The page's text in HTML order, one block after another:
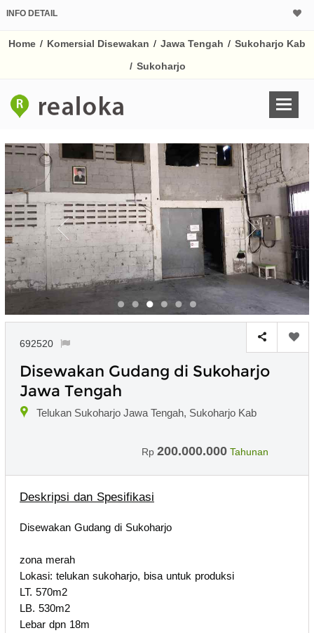
INFO DETAIL
Home / Komersial Disewakan / Jawa Tengah / Sukoharjo Kab
/ Sukoharjo
692520
Disewakan Gudang di Sukoharjo
Jawa Tengah
Telukan Sukoharjo Jawa Tengah, Sukoharjo Kab
Rp 200.000.000 Tahunan
Deskripsi dan Spesifikasi
Disewakan Gudang di Sukoharjo
zona merah
Lokasi: telukan sukoharjo, bisa untuk produksi
LT. 570m2
LB. 530m2
Lebar dpn 18m